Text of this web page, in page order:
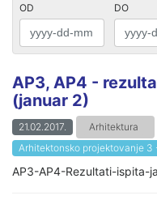
OD DO
AP3, AP4 -
(januar 2)
21.02.2017. Arhitektura
Arhitektonsko projektovanje 3
AP3-AP4-Rezultati-ispita-